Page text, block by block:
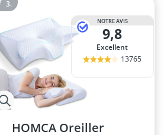
NOTRE AVIS
9,8
Excellent
13765
HOMCA Oreiller